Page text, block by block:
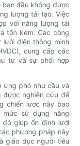
ban đầu không được
lượng tái tạo. Việc
với năng lượng tái
tốn kém. Các công
lưới điện thông minh
cung cấp các
tư và sự phối hợp
ứng phó nhu cầu và
được nghiên cứu để
chiến lược này bao
mức sử dụng năng
giúp ổn định lưới
phương pháp này
giáo dục người tiêu